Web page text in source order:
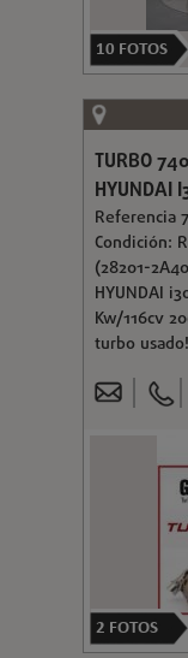
10 FOTOS
TURBO
HYUNDAI
Referencia
Condición:
(28201-
HYUNDAI
Kw/116cv
turbo
2 FOTOS